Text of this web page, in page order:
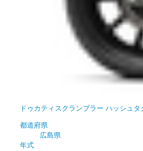
ドゥカティ スクランブラー ハッシュタ
都道府県
広島県
年式